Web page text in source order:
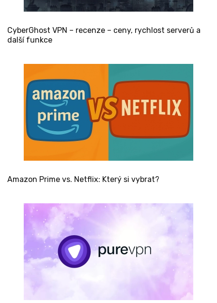
CyberGhost VPN – recenze – ceny, rychlost serverů a
další funkce
Amazon Prime vs. Netflix: Který si vybrat?